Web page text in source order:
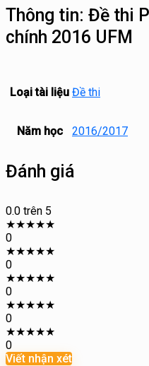
Thông tin: Đề thi
chính 2016 UFM
Loại tài liệu Đề thi
Năm học 2016/2017
Đánh giá
0.0 trên 5
★★★★★
0
★★★★★
0
★★★★★
0
★★★★★
0
★★★★★
0
Viết nhận xét